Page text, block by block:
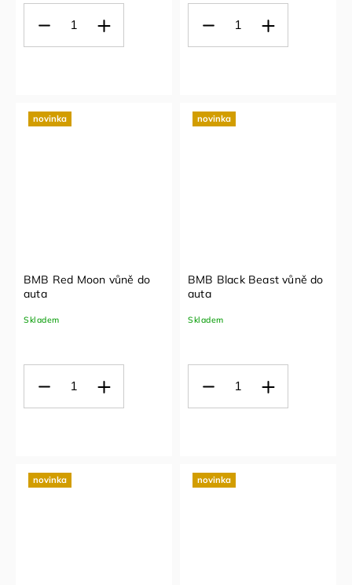
novinka
BMB Red Moon vůně do
auta
Skladem
novinka
BMB Black Beast vůně do
auta
Skladem
novinka novinka